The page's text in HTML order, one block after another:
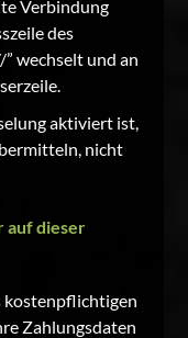
Verbindung
des
wechselt und an
aktiviert ist,
nicht
auf dieser
kostenpflichtigen
Zahlungsdaten